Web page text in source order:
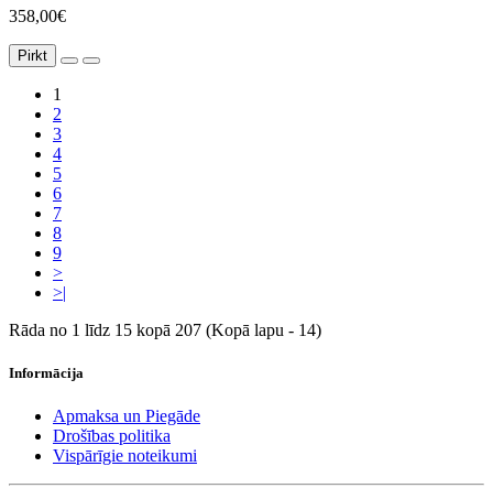
358,00€
Pirkt
1
2
3
4
5
6
7
8
9
>
>|
Rāda no 1 līdz 15 kopā 207 (Kopā lapu - 14)
Informācija
Apmaksa un Piegāde
Drošības politika
Vispārīgie noteikumi